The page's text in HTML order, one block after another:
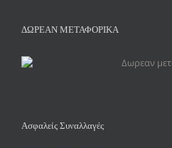
ΔΩΡΕΑΝ ΜΕΤΑΦΟΡΙΚΑ
Ασφαλείς Συναλλαγές